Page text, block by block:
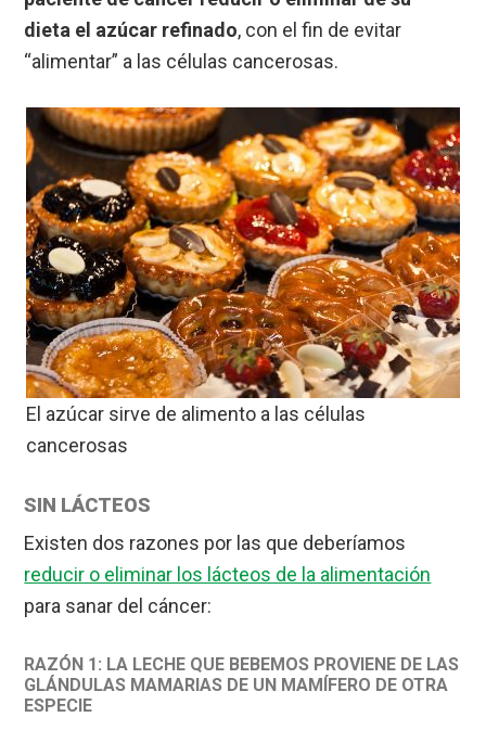
dieta el azúcar refinado, con el fin de evitar
“alimentar” a las células cancerosas.
El azúcar sirve de alimento a las células
cancerosas
SIN LÁCTEOS
Existen dos razones por las que deberíamos
reducir o eliminar los lácteos de la alimentación
para sanar del cáncer:
RAZÓN 1: LA LECHE QUE BEBEMOS PROVIENE DE LAS
GLÁNDULAS MAMARIAS DE UN MAMÍFERO DE OTRA
ESPECIE